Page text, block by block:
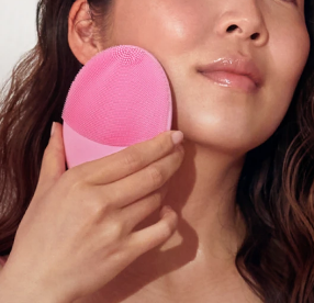
FAQ™ Pure Beauty-Tech Elixir
issa™ Teeth Whitening Set
FAQ™ Dual LED Panel
Français
Italiano
Polski
Svenska
Türkçe
简体中文
發貨國家